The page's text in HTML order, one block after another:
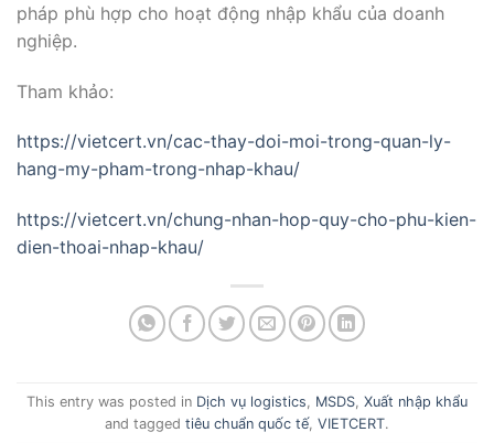
pháp phù hợp cho hoạt động nhập khẩu của doanh
nghiệp.
Tham khảo:
https://vietcert.vn/cac-thay-doi-moi-trong-quan-ly-
hang-my-pham-trong-nhap-khau/
https://vietcert.vn/chung-nhan-hop-quy-cho-phu-kien-
dien-thoai-nhap-khau/
This entry was posted in Dịch vụ logistics MSDS Xuất nhập khẩu
and tagged tiêu chuẩn quốc tế, VIETCERT.